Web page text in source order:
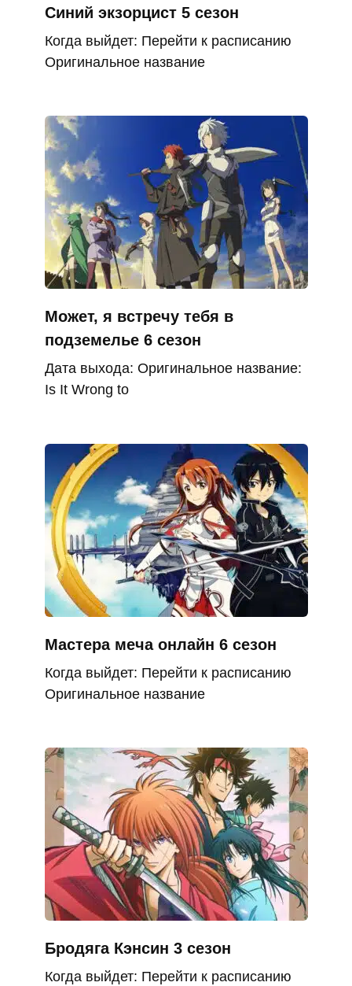
Синий экзорцист 5 сезон
Когда выйдет: Перейти к расписанию
Оригинальное название
Может, я встречу тебя в
подземелье 6 сезон
Дата выхода: Оригинальное название:
Is It Wrong to
Мастера меча онлайн 6 сезон
Когда выйдет: Перейти к расписанию
Оригинальное название
Бродяга Кэнсин 3 сезон
Когда выйдет: Перейти к расписанию